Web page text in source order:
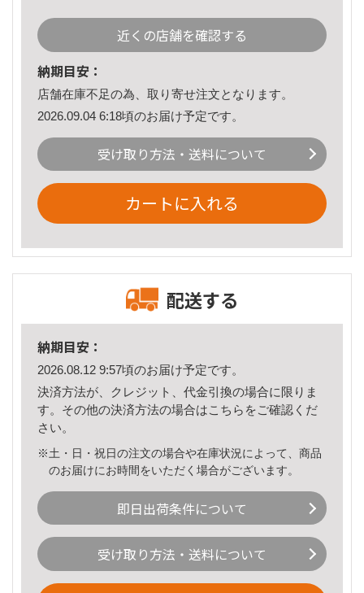
近くの店舗を確認する
納期目安：
店舗在庫不足の為、取り寄せ注文となります。
2026.09.04 6:18頃のお届け予定です。
受け取り方法・送料について
カートに入れる
配送する
納期目安：
2026.08.12 9:57頃のお届け予定です。
決済方法が、クレジット、代金引換の場合に限りま
す。その他の決済方法の場合はこちら をご確認くだ
さい。
※土・日・祝日の注文の場合や在庫状況によって、商品
のお届けにお時間をいただく場合がございます。
即日出荷条件について
受け取り方法・送料について